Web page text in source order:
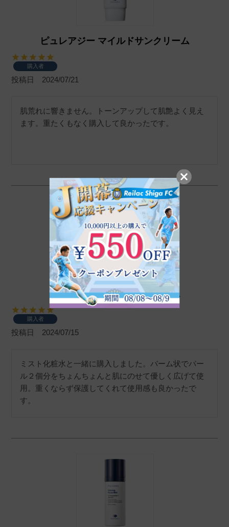
ピュレアジー マイルドサンクリーム
購入者
投稿日 2024/07/21
肌荒れに響きません。トーンアップして肌艶よく見え
ます。重たくもなく購入して良かったです。
ピュレアジー ウルトラクリーム
購入者
投稿日 2024/07/15
ミスト化粧水と一緒に購入しました。バーム状でパー
ル２個分をちょんちょんと肌にのせて優しく広げて使
用。重くならず保護してくれて使用感も良かったで
す。